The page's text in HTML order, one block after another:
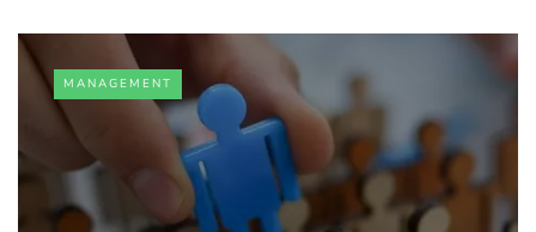
MANAGEMENT